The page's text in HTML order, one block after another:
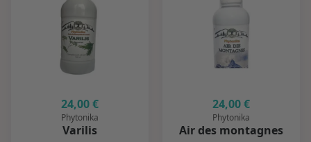
24,00 €
Phytonika
Varilis
24,00 €
Phytonika
Air des montagnes